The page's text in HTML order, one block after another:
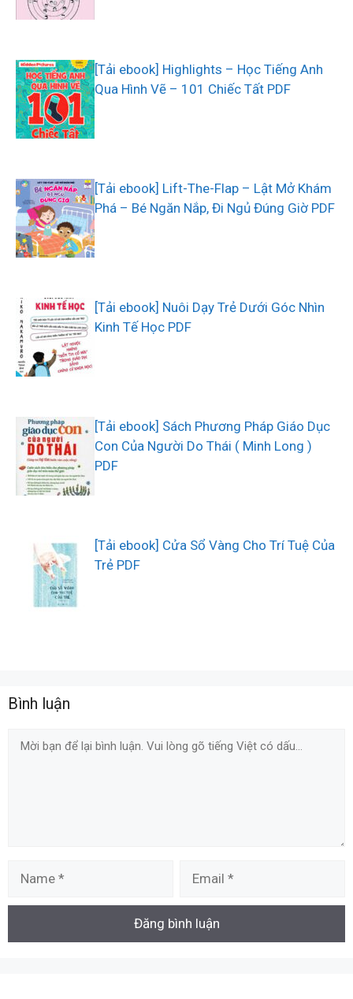
[Tải ebook] Highlights – Học Tiếng Anh
Qua Hình Vẽ – 101 Chiếc Tất PDF
[Tải ebook] Lift-The-Flap – Lật Mở Khám
Phá – Bé Ngăn Nắp, Đi Ngủ Đúng Giờ PDF
[Tải ebook] Nuôi Dạy Trẻ Dưới Góc Nhìn
Kinh Tế Học PDF
[Tải ebook] Sách Phương Pháp Giáo Dục
Con Của Người Do Thái ( Minh Long )
PDF
[Tải ebook] Cửa Sổ Vàng Cho Trí Tuệ Của
Trẻ PDF
Bình luận
Comment